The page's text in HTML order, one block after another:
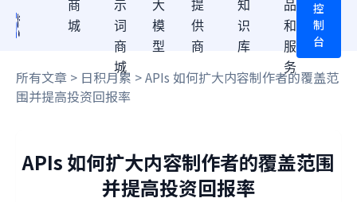
商
城
示
词
商
城
大
模
型
提
供
商
知
识
库
品
和
服
务
控
制
台
所有文章 > 日积月累 > APIs 如何扩大内容制作者的覆盖范
围并提高投资回报率
APIs 如何扩大内容制作者的覆盖范围
并提高投资回报率